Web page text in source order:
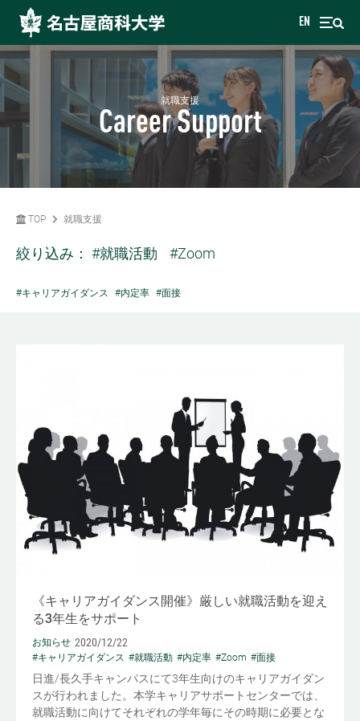
EN
就職支援
Career Support
TOP 就職支援
絞り込み： #就職活動 #Zoom
#キャリアガイダンス #内定率 #面接
《キャリアガイダンス開催》厳しい就職活動を迎え
る3年生をサポート
お知らせ 2020/12/22
#キャリアガイダンス #就職活動 #内定率 #Zoom #面接
日進/長久手キャンパスにて3年生向けのキャリアガイダン
スが行われました。本学キャリアサポートセンターでは、
就職活動に向けてそれぞれの学年毎にその時期に必要とな